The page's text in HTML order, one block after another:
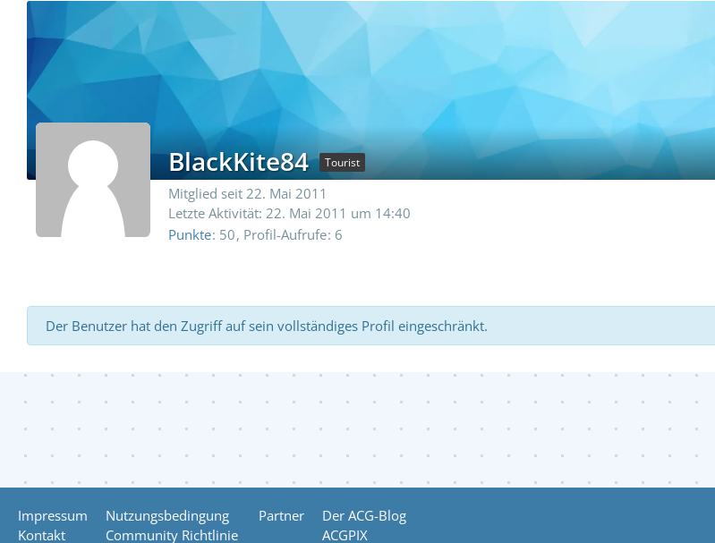
BlackKite84 Tourist
Mitglied seit 22. Mai 2011
Letzte Aktivität: 22. Mai 2011 um 14:40
Punkte 50 Profil-Aufrufe 6
Der Benutzer hat den Zugriff auf sein vollständiges Profil eingeschränkt.
Impressum
Kontakt
Nutzungsbedingung
Community Richtlinie
Partner
Der ACG-Blog
ACGPIX